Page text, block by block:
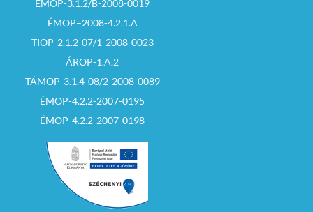
ÉMOP-3.1.2/B-2008-0019
ÉMOP–2008-4.2.1.A
TIOP-2.1.2-07/1-2008-0023
ÁROP-1.A.2
TÁMOP-3.1.4-08/2-2008-0089
ÉMOP-4.2.2-2007-0195
ÉMOP-4.2.2-2007-0198